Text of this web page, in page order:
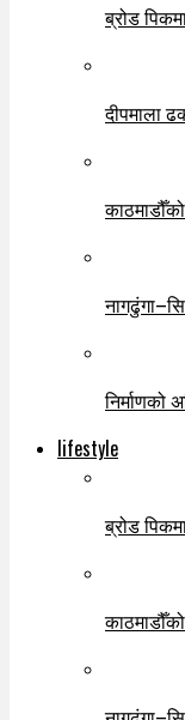
ब्रोड
दीपमाला
निर्माणको
lifestyle
ब्रोड